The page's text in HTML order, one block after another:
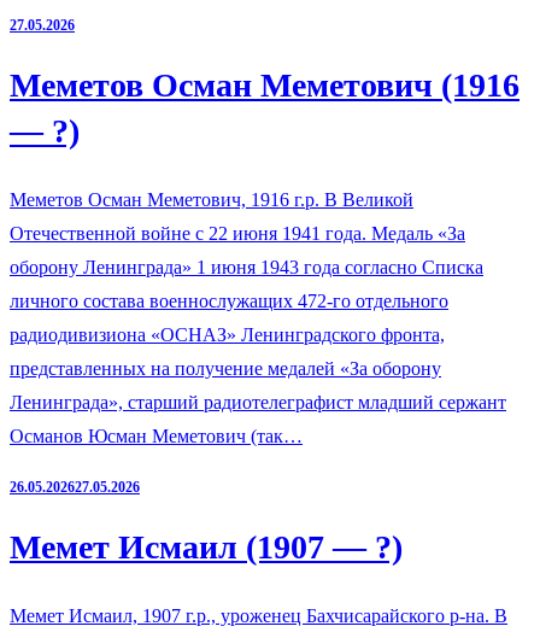
27.05.2026
Меметов Осман Меметович (1916
— ?)
Меметов Осман Меметович, 1916 г.р. В Великой
Отечественной войне с 22 июня 1941 года. Медаль «За
оборону Ленинграда» 1 июня 1943 года согласно Списка
личного состава военнослужащих 472-го отдельного
радиодивизиона «ОСНАЗ» Ленинградского фронта,
представленных на получение медалей «За оборону
Ленинграда», старший радиотелеграфист младший сержант
Османов Юсман Меметович (так…
26.05.202627.05.2026
Мемет Исмаил (1907 — ?)
Мемет Исмаил, 1907 г.р., уроженец Бахчисарайского р-на. В